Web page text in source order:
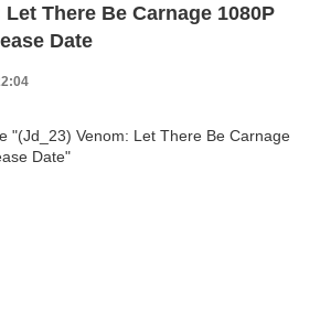
There Be Carnage 1080P
Date